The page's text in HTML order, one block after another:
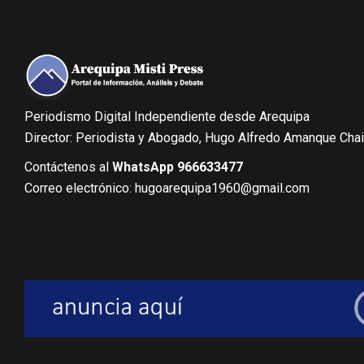
Periodismo Digital Independiente desde Arequipa
Director: Periodista y Abogado, Hugo Alfredo Amanque
Contáctenos al WhatsApp 966633477
Correo electrónico: hugoarequipa1960@gmail.com